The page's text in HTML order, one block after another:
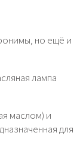
но ещё и
лампа
маслом) и
для